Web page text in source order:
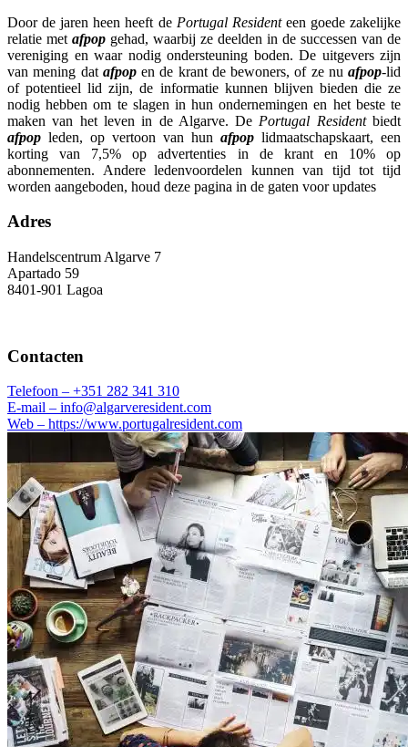
Door de jaren heen heeft de Portugal Residenteen goede zakelijke
relatie met afpop gehad, waarbij ze deelden in de successen van de
vereniging en waar nodig ondersteuning boden. De uitgevers zijn
van mening dat afpopen de krant de bewoners, of ze nu afpop-lid
of potentieel lid zijn, de informatie kunnen blijven bieden die ze
nodig hebben om te slagen in hun ondernemingen en het beste te
maken van het leven in de Algarve. De Portugal Residentbiedt
afpop leden, op vertoon van hun afpop lidmaatschapskaart, een
korting van 7,5% op advertenties in de krant en 10% op
abonnementen. Andere ledenvoordelen kunnen van tijd tot tijd
worden aangeboden, houd deze pagina in de gaten voor updates
Adres
Handelscentrum Algarve 7
Apartado 59
8401-901 Lagoa
Contacten
Telefoon – +351 282 341 310
E-mail – info@algarveresident.com
Web – https://www.portugalresident.com